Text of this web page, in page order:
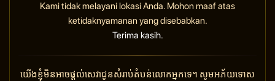
Kami tidak melayani lokasi Anda. Mohon maaf atas
ketidaknyamanan yang disebabkan.
Terima kasih.
យើងខ្ញុំមិនអាចផ្តល់សេវាជូនសំរាប់តំបន់លោកអ្នកទេ។ សូមអភ័យទោស